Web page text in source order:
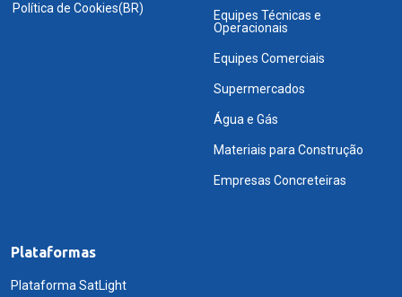
Política de Cookies(BR)
Equipes Técnicas e
Operacionais
Equipes Comerciais
Supermercados
Água e Gás
Materiais para Construção
Empresas Concreteiras
Plataformas
Plataforma SatLight